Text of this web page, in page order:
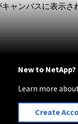
ャンバスに表示さ
New to NetApp?
Learn more
Create